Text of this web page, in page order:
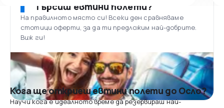
Търсиш евтини полети?
На правилното място си! Всеки ден сравняваме
стотици оферти, за да ти предложим най-добрите.
Виж ги!
Кога ще откриеш евтини полети до Осло?
Научи кога е идеалното време да резервираш най-